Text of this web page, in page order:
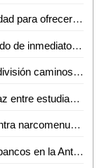
Avanza digitalización de catastro en Soledad para ofrecer trámites más rápidos a la ciudadanía
Socavón en puente de Soledad fue atendido de inmediato y no representa riesgo: SEDUVOP
Edwin cumple un nuevo sueño junto a la división caminos de la Guardia Civil estatal
Guardia Civil estatal impulsa cultura de paz entre estudiantes de la huasteca
Coordinan estrategia en Ciudad Valles contra narcomenudeo y extorsión
Acusan fraude de medio millón por mesabancos en la Antero G. González de Valles